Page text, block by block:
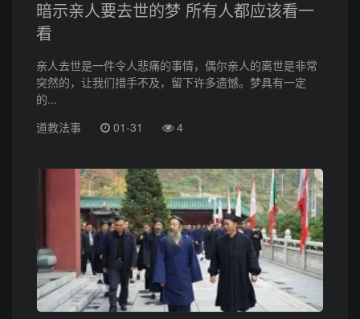
暗示亲人要去世的梦 所有人都应该看一
看
亲人去世是一件令人悲痛的事情，偶尔亲人的离世是非常
突然的，让我们措手不及，留下许多遗憾。梦具有一定
的...
道教法事
01-31 4